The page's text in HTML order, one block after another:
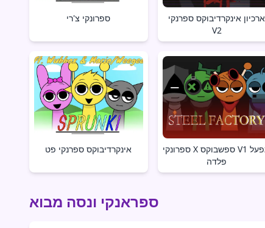
ספרונקי צ'רי
ארכיון אינקרדיבוקס ספרנקי
V2
אינקרדיבוקס ספרנקי פט
ספרונקי X ספשבוקס V1 מפעל
פלדה
ספראנקי ונסה מבוא